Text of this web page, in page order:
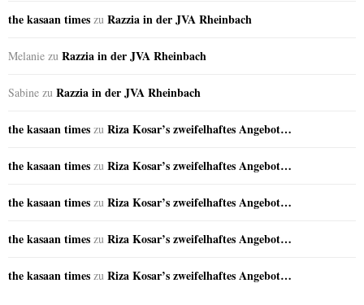
the kasaan times zu Razzia in der JVA Rheinbach
Melanie zu Razzia in der JVA Rheinbach
Sabine zu Razzia in der JVA Rheinbach
the kasaan times zu Riza Kosar’s zweifelhaftes Angebot…
the kasaan times zu Riza Kosar’s zweifelhaftes Angebot…
the kasaan times zu Riza Kosar’s zweifelhaftes Angebot…
the kasaan times zu Riza Kosar’s zweifelhaftes Angebot…
the kasaan times zu Riza Kosar’s zweifelhaftes Angebot…